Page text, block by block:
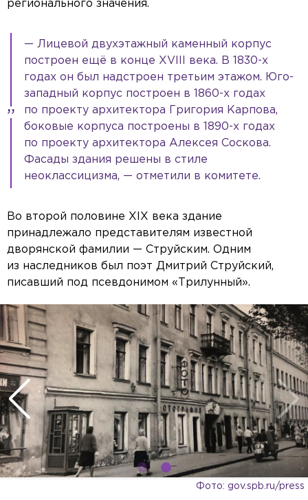
регионального значения.
— Лицевой двухэтажный каменный корпус
построен ещё в конце XVIII века. В 1830-х
годах он был надстроен третьим этажом. Юго-
западный корпус построен в 1860-х годах
по проекту архитектора Григория Карпова,
боковые корпуса построены в 1890-х годах
по проекту архитектора Алексея Соскова.
Фасады здания решены в стиле
неоклассицизма, — отметили в комитете.
Во второй половине XIX века здание
принадлежало представителям известной
дворянской фамилии — Струйским. Одним
из наследников был поэт Дмитрий Струйский,
писавший под псевдонимом «Трилунный».
Фото: gov.spb.ru/press